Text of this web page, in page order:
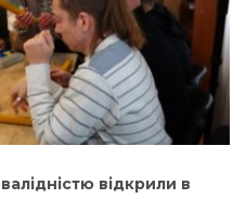
відкрили в